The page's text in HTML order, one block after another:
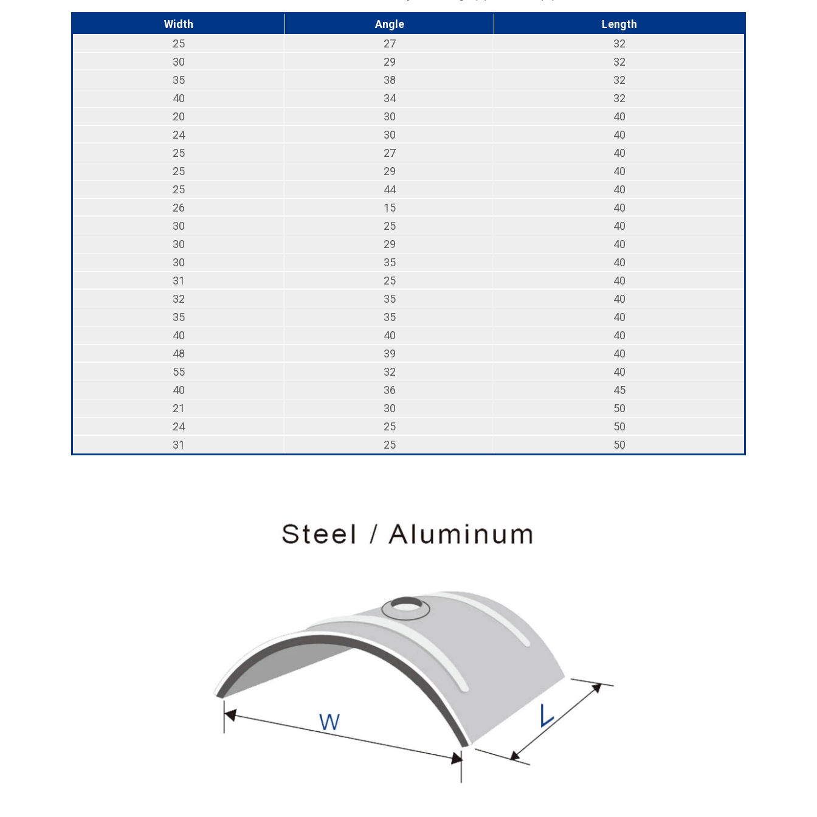
Width Angle
Length
25
27
32
30
29
32
35
38
32
40
34
32
20
30
40
24
30
40
25
27
40
25
29
40
25
44
40
26
15
40
30
25
40
30
29
40
30
35
40
31
25
40
32
35
40
35
35
40
40
40
40
48
39
40
55
32
40
40
36
45
21
30
50
24
25
50
31
25 50